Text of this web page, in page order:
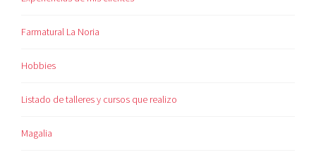
Farmatural La Noria
Hobbies
Listado de talleres y cursos que realizo
Magalia